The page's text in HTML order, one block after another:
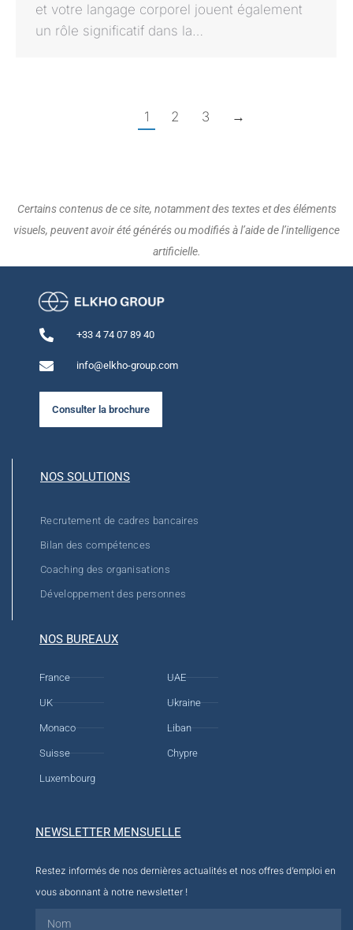
et votre langage corporel jouent également
un rôle significatif dans la…
1 2 3 →
Certains contenus de ce site, notamment des textes et des éléments
visuels, peuvent avoir été générés ou modifiés à l’aide de l’intelligence
artificielle.
+33 4 74 07 89 40
info@elkho-group.com
Consulter la brochure
NOS SOLUTIONS
Recrutement de cadres bancaires
Bilan des compétences
Coaching des organisations
Développement des personnes
NOS BUREAUX
France
UK
Monaco
Suisse
Luxembourg
UAE
Ukraine
Liban
Chypre
NEWSLETTER MENSUELLE
Restez informés de nos dernières actualités et nos offres d’emploi en
vous abonnant à notre newsletter !